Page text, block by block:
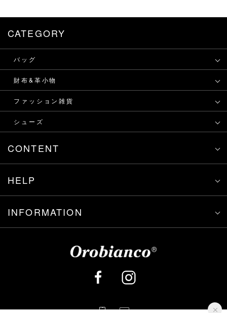
CATEGORY
バッグ
財布&革小物
ファッション雑貨
シューズ
CONTENT
HELP
INFORMATION